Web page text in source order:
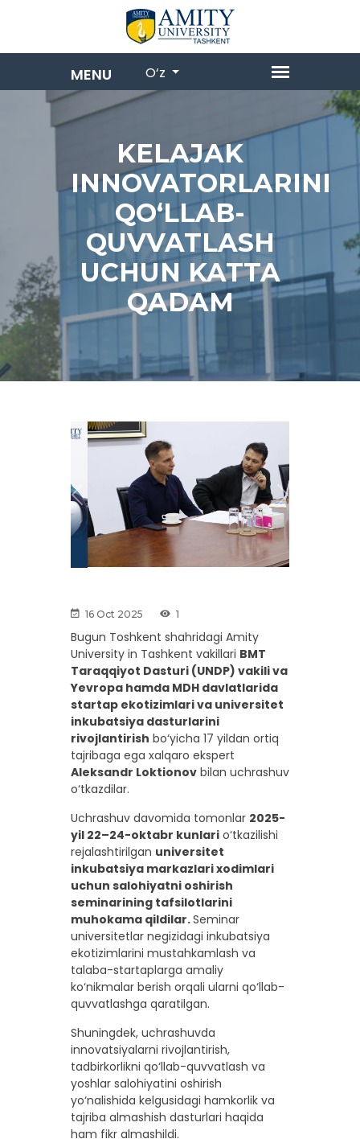
O‘z
KELAJAK
INNOVATORLARINI
QO‘LLAB-
QUVVATLASH
UCHUN KATTA
QADAM
Previous Next
16 Oct 2025 1
Bugun Toshkent shahridagi Amity
University in Tashkent vakillari BMT
Taraqqiyot Dasturi (UNDP) vakili va
Yevropa hamda MDH davlatlarida
startap ekotizimlari va universitet
inkubatsiya dasturlarini
rivojlantirish bo‘yicha 17 yildan ortiq
tajribaga ega xalqaro ekspert
Aleksandr Loktionov bilan uchrashuv
o‘tkazdilar.
Uchrashuv davomida tomonlar 2025-
yil 22–24-oktabr kunlari o‘tkazilishi
rejalashtirilgan universitet
inkubatsiya markazlari xodimlari
uchun salohiyatni oshirish
seminarining tafsilotlarini
muhokama qildilar.Seminar
universitetlar negizidagi inkubatsiya
ekotizimlarini mustahkamlash va
talaba-startaplarga amaliy
ko‘nikmalar berish orqali ularni qo‘llab-
quvvatlashga qaratilgan.
Shuningdek, uchrashuvda
innovatsiyalarni rivojlantirish,
tadbirkorlikni qo‘llab-quvvatlash va
yoshlar salohiyatini oshirish
yo‘nalishida kelgusidagi hamkorlik va
tajriba almashish dasturlari haqida
ham fikr almashildi.